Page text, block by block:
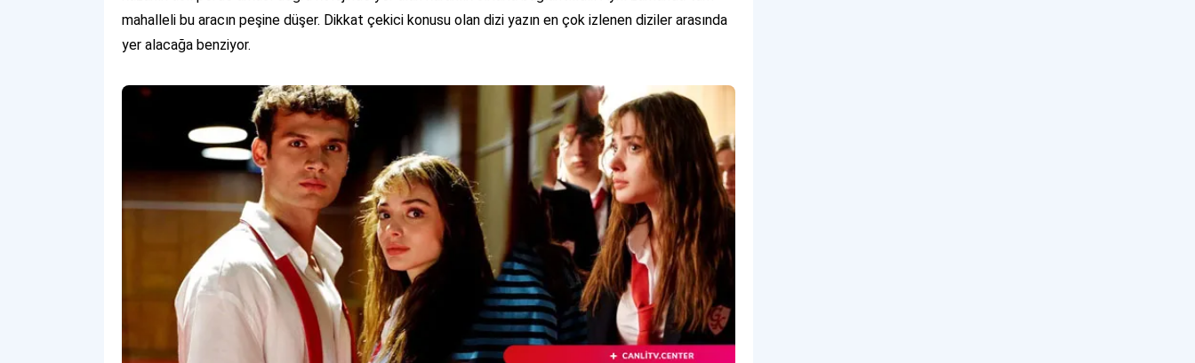
mahalleli bu aracın peşine düşer. Dikkat çekici konusu olan dizi yazın en çok izlenen diziler arasında
yer alacağa benziyor.